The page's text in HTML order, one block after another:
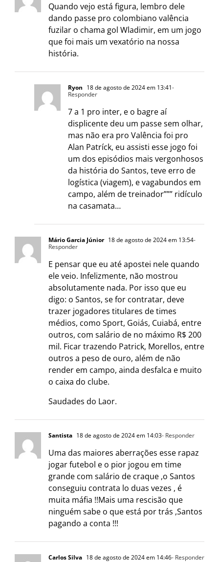
Quando vejo está figura, lembro dele
dando passe pro colombiano valência
fuzilar o chama gol Wladimir, em um jogo
que foi mais um vexatório na nossa
história.
Ryon 18 de agosto de 2024 em 13:41-
Responder
7 a 1 pro inter, e o bagre aí
displicente deu um passe sem olhar,
mas não era pro Valência foi pro
Alan Patríck, eu assisti esse jogo foi
um dos episódios mais vergonhosos
da história do Santos, teve erro de
logística (viagem), e vagabundos em
campo, além de treinador””” ridículo
na casamata…
Mário Garcia Júnior 18 de agosto de 2024 em 13:54-
Responder
E pensar que eu até apostei nele quando
ele veio. Infelizmente, não mostrou
absolutamente nada. Por isso que eu
digo: o Santos, se for contratar, deve
trazer jogadores titulares de times
médios, como Sport, Goiás, Cuiabá, entre
outros, com salário de no máximo R$ 200
mil. Ficar trazendo Patrick, Morellos, entre
outros a peso de ouro, além de não
render em campo, ainda desfalca e muito
o caixa do clube.
Saudades do Laor.
Santista 18 de agosto de 2024 em 14:03- Responder
Uma das maiores aberrações esse rapaz
jogar futebol e o pior jogou em time
grande com salário de craque ,o Santos
conseguiu contrata lo duas vezes , é
muita máfia !!Mais uma rescisão que
ninguém sabe o que está por trás ,Santos
pagando a conta !!!
Carlos Silva 18 de agosto de 2024 em 14:46- Responder